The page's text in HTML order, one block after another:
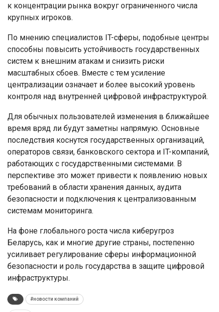
к концентрации рынка вокруг ограниченного числа
крупных игроков.
По мнению специалистов IT-сферы, подобные центры
способны повысить устойчивость государственных
систем к внешним атакам и снизить риски
масштабных сбоев. Вместе с тем усиление
централизации означает и более высокий уровень
контроля над внутренней цифровой инфраструктурой.
Для обычных пользователей изменения в ближайшее
время вряд ли будут заметны напрямую. Основные
последствия коснутся государственных организаций,
операторов связи, банковского сектора и IT-компаний,
работающих с государственными системами. В
перспективе это может привести к появлению новых
требований в области хранения данных, аудита
безопасности и подключения к централизованным
системам мониторинга.
На фоне глобального роста числа киберугроз
Беларусь, как и многие другие страны, постепенно
усиливает регулирование сферы информационной
безопасности и роль государства в защите цифровой
инфраструктуры.
#новости компаний